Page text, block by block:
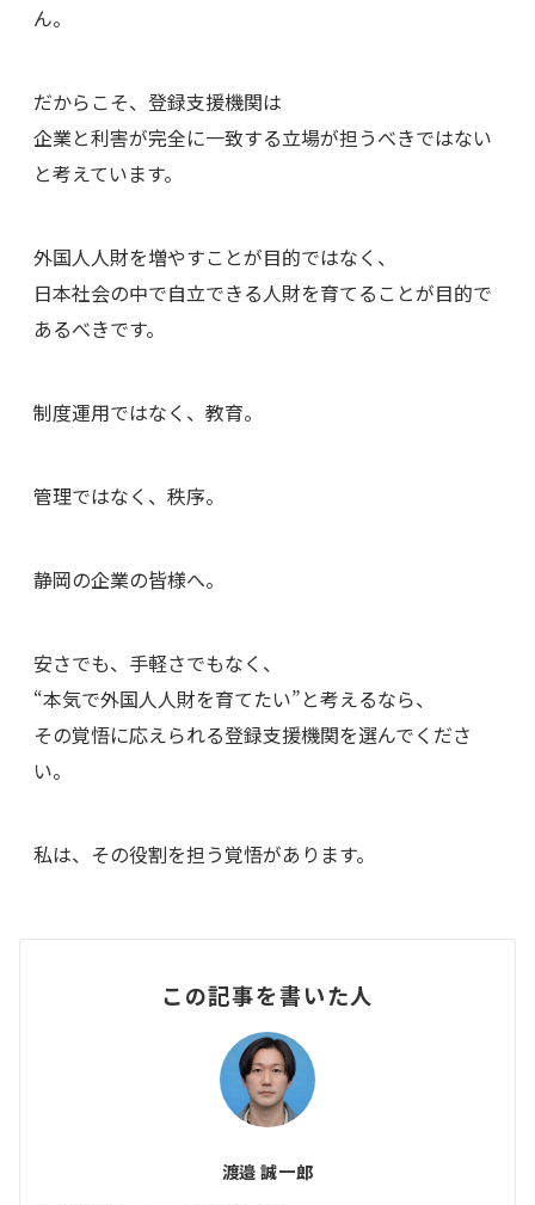
ん。
だからこそ、登録支援機関は
企業と利害が完全に一致する立場が担うべきではない
と考えています。
外国人人財を増やすことが目的ではなく、
日本社会の中で自立できる人財を育てることが目的で
あるべきです。
制度運用ではなく、教育。
管理ではなく、秩序。
静岡の企業の皆様へ。
安さでも、手軽さでもなく、
“本気で外国人人財を育てたい”と考えるなら、
その覚悟に応えられる登録支援機関を選んでくださ
い。
私は、その役割を担う覚悟があります。
この記事を書いた人
渡邉 誠一郎